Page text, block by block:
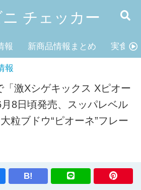
チェッカー
報 新商品情報まとめ 実食レ
報
「激Xシゲキックス Xピオー
8日頃発売、スッパレベル
粒ブドウ“ピオーネ”フレー
B!